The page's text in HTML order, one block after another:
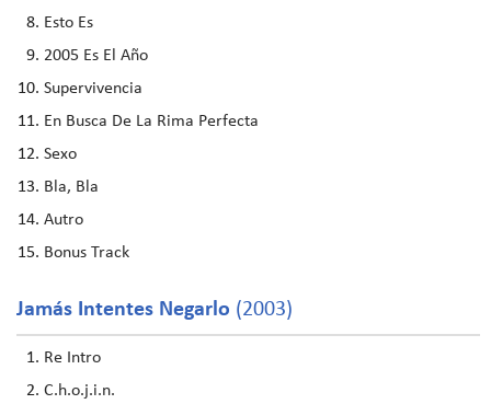
Esto Es
2005 Es El Año
Supervivencia
En Busca De La Rima Perfecta
Sexo
Bla, Bla
Autro
Bonus Track
Jamás Intentes Negarlo (2003)
Re Intro
C.h.o.j.i.n.